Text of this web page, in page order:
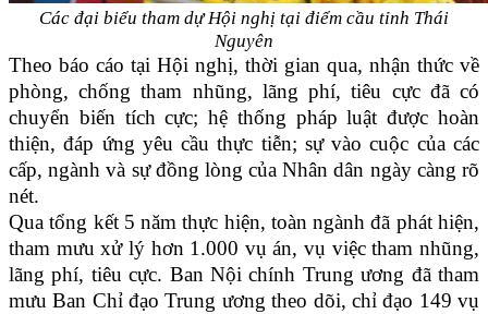
Các đại biểu tham dự Hội nghị tại điểm cầu tỉnh Thái
Nguyên
Theo báo cáo tại Hội nghị, thời gian qua, nhận thức về
phòng, chống tham nhũng, lãng phí, tiêu cực đã có
chuyển biến tích cực; hệ thống pháp luật được hoàn
thiện, đáp ứng yêu cầu thực tiễn; sự vào cuộc của các
cấp, ngành và sự đồng lòng của Nhân dân ngày càng rõ
nét.
Qua tổng kết 5 năm thực hiện, toàn ngành đã phát hiện,
tham mưu xử lý hơn 1.000 vụ án, vụ việc tham nhũng,
lãng phí, tiêu cực. Ban Nội chính Trung ương đã tham
mưu Ban Chỉ đạo Trung ương theo dõi, chỉ đạo 149 vụ